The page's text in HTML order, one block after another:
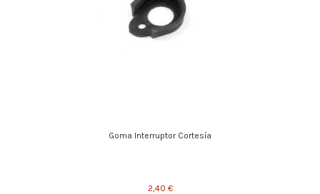
Goma Interruptor Cortesía
2,40 €